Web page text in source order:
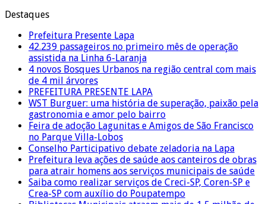
Destaques
Prefeitura Presente Lapa
42.239 passageiros no primeiro mês de operação
assistida na Linha 6-Laranja
4 novos Bosques Urbanos na região central com mais
de 4 mil árvores
PREFEITURA PRESENTE LAPA
WST Burguer: uma história de superação, paixão pela
gastronomia e amor pelo bairro
Feira de adoção Lagunitas e Amigos de São Francisco
no Parque Villa-Lobos
Conselho Participativo debate zeladoria na Lapa
Prefeitura leva ações de saúde aos canteiros de obras
para atrair homens aos serviços municipais de saúde
Saiba como realizar serviços de Creci-SP, Coren-SP e
Crea-SP com auxílio do Poupatempo